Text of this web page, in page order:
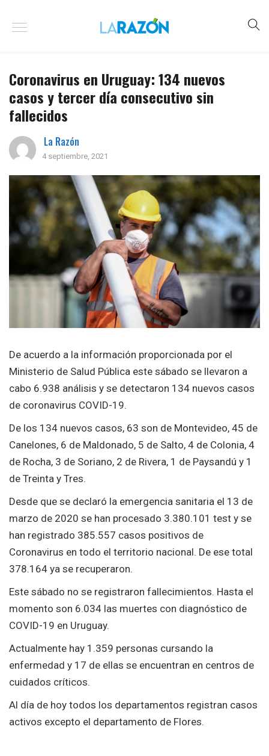
Coronavirus en Uruguay: 134 nuevos
casos y tercer día consecutivo sin
fallecidos
La Razón
4 septiembre, 2021
De acuerdo a la información proporcionada por el
Ministerio de Salud Pública este sábado se llevaron a
cabo 6.938 análisis y se detectaron 134 nuevos casos
de coronavirus COVID-19.
De los 134 nuevos casos, 63 son de Montevideo, 45 de
Canelones, 6 de Maldonado, 5 de Salto, 4 de Colonia, 4
de Rocha, 3 de Soriano, 2 de Rivera, 1 de Paysandú y 1
de Treinta y Tres.
Desde que se declaró la emergencia sanitaria el 13 de
marzo de 2020 se han procesado 3.380.101 test y se
han registrado 385.557 casos positivos de
Coronavirus en todo el territorio nacional. De ese total
378.164 ya se recuperaron.
Este sábado no se registraron fallecimientos. Hasta el
momento son 6.034 las muertes con diagnóstico de
COVID-19 en Uruguay.
Actualmente hay 1.359 personas cursando la
enfermedad y 17 de ellas se encuentran en centros de
cuidados críticos.
Al día de hoy todos los departamentos registran casos
activos excepto el departamento de Flores.